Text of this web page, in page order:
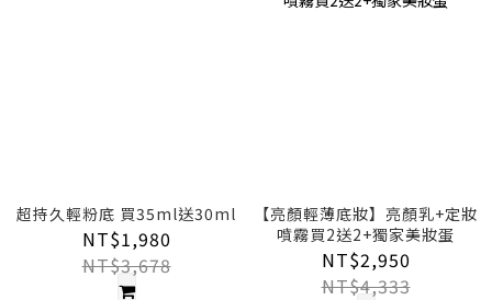
超持久輕粉底 買35ml送30ml
NT$1,980
NT$3,678
【亮顏輕薄底妝】亮顏乳+定妝
噴霧買2送2+獨家美妝蛋
NT$2,950
NT$4,333